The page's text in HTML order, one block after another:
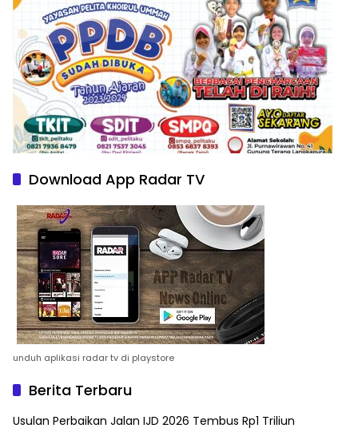
Download App Radar TV
unduh aplikasi radar tv di playstore
Berita Terbaru
Usulan Perbaikan Jalan IJD 2026 Tembus Rp1 Triliun